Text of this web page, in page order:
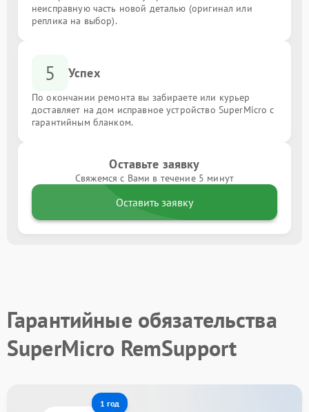
неисправную часть новой деталью (оригинал или
реплика на выбор).
5 Успех
По окончании ремонта вы забираете или курьер
доставляет на дом исправное устройство SuperMicro с
гарантийным бланком.
Оставьте заявку
Свяжемся с Вами в течение 5 минут
Оставить заявку
Гарантийные обязательства
SuperMicro RemSupport
1 год